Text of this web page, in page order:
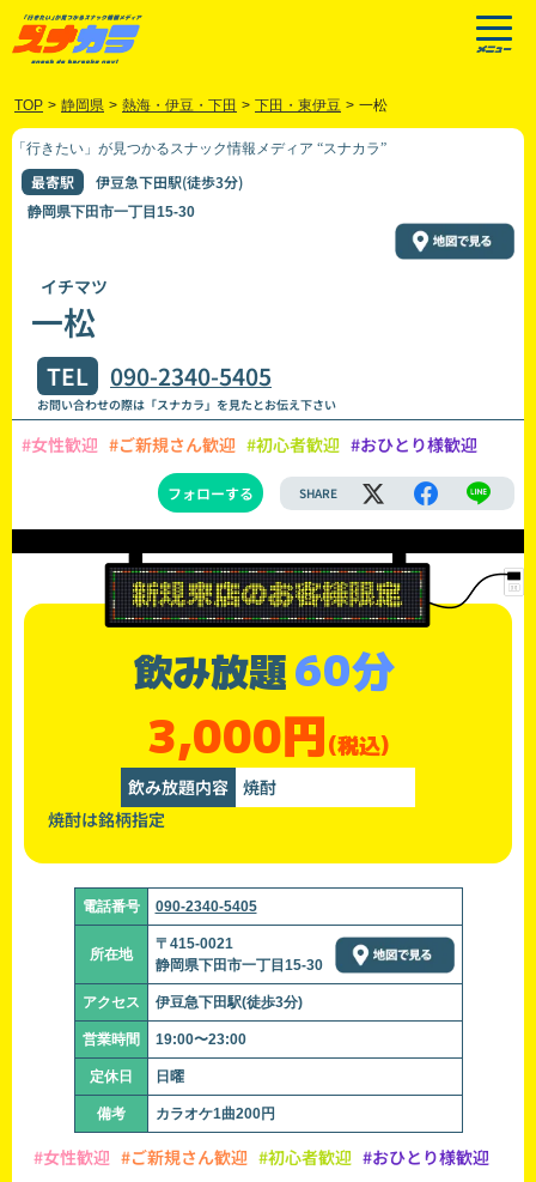
TOP > 静岡県 > 熱海・伊豆・下田 > 下田・東伊豆 > 一松
「行きたい」が見つかるスナック情報メディア “スナカラ”
最寄駅 伊豆急下田駅(徒歩3分)
静岡県下田市一丁目15-30
イチマツ
一松
TEL 090-2340-5405
お問い合わせの際は「スナカラ」を見たとお伝え下さい
#女性歓迎 #ご新規さん歓迎 #初心者歓迎 #おひとり様歓迎
フォローする SHARE
飲み放題60分
3,000円(税込)
飲み放題内容 焼酎
焼酎は銘柄指定
電話番号 090-2340-5405
所在地
〒415-0021
静岡県下田市一丁目15-30
アクセス 伊豆急下田駅(徒歩3分)
営業時間 19:00〜23:00
定休日 日曜
備考 カラオケ1曲200円
#女性歓迎 #ご新規さん歓迎 #初心者歓迎 #おひとり様歓迎